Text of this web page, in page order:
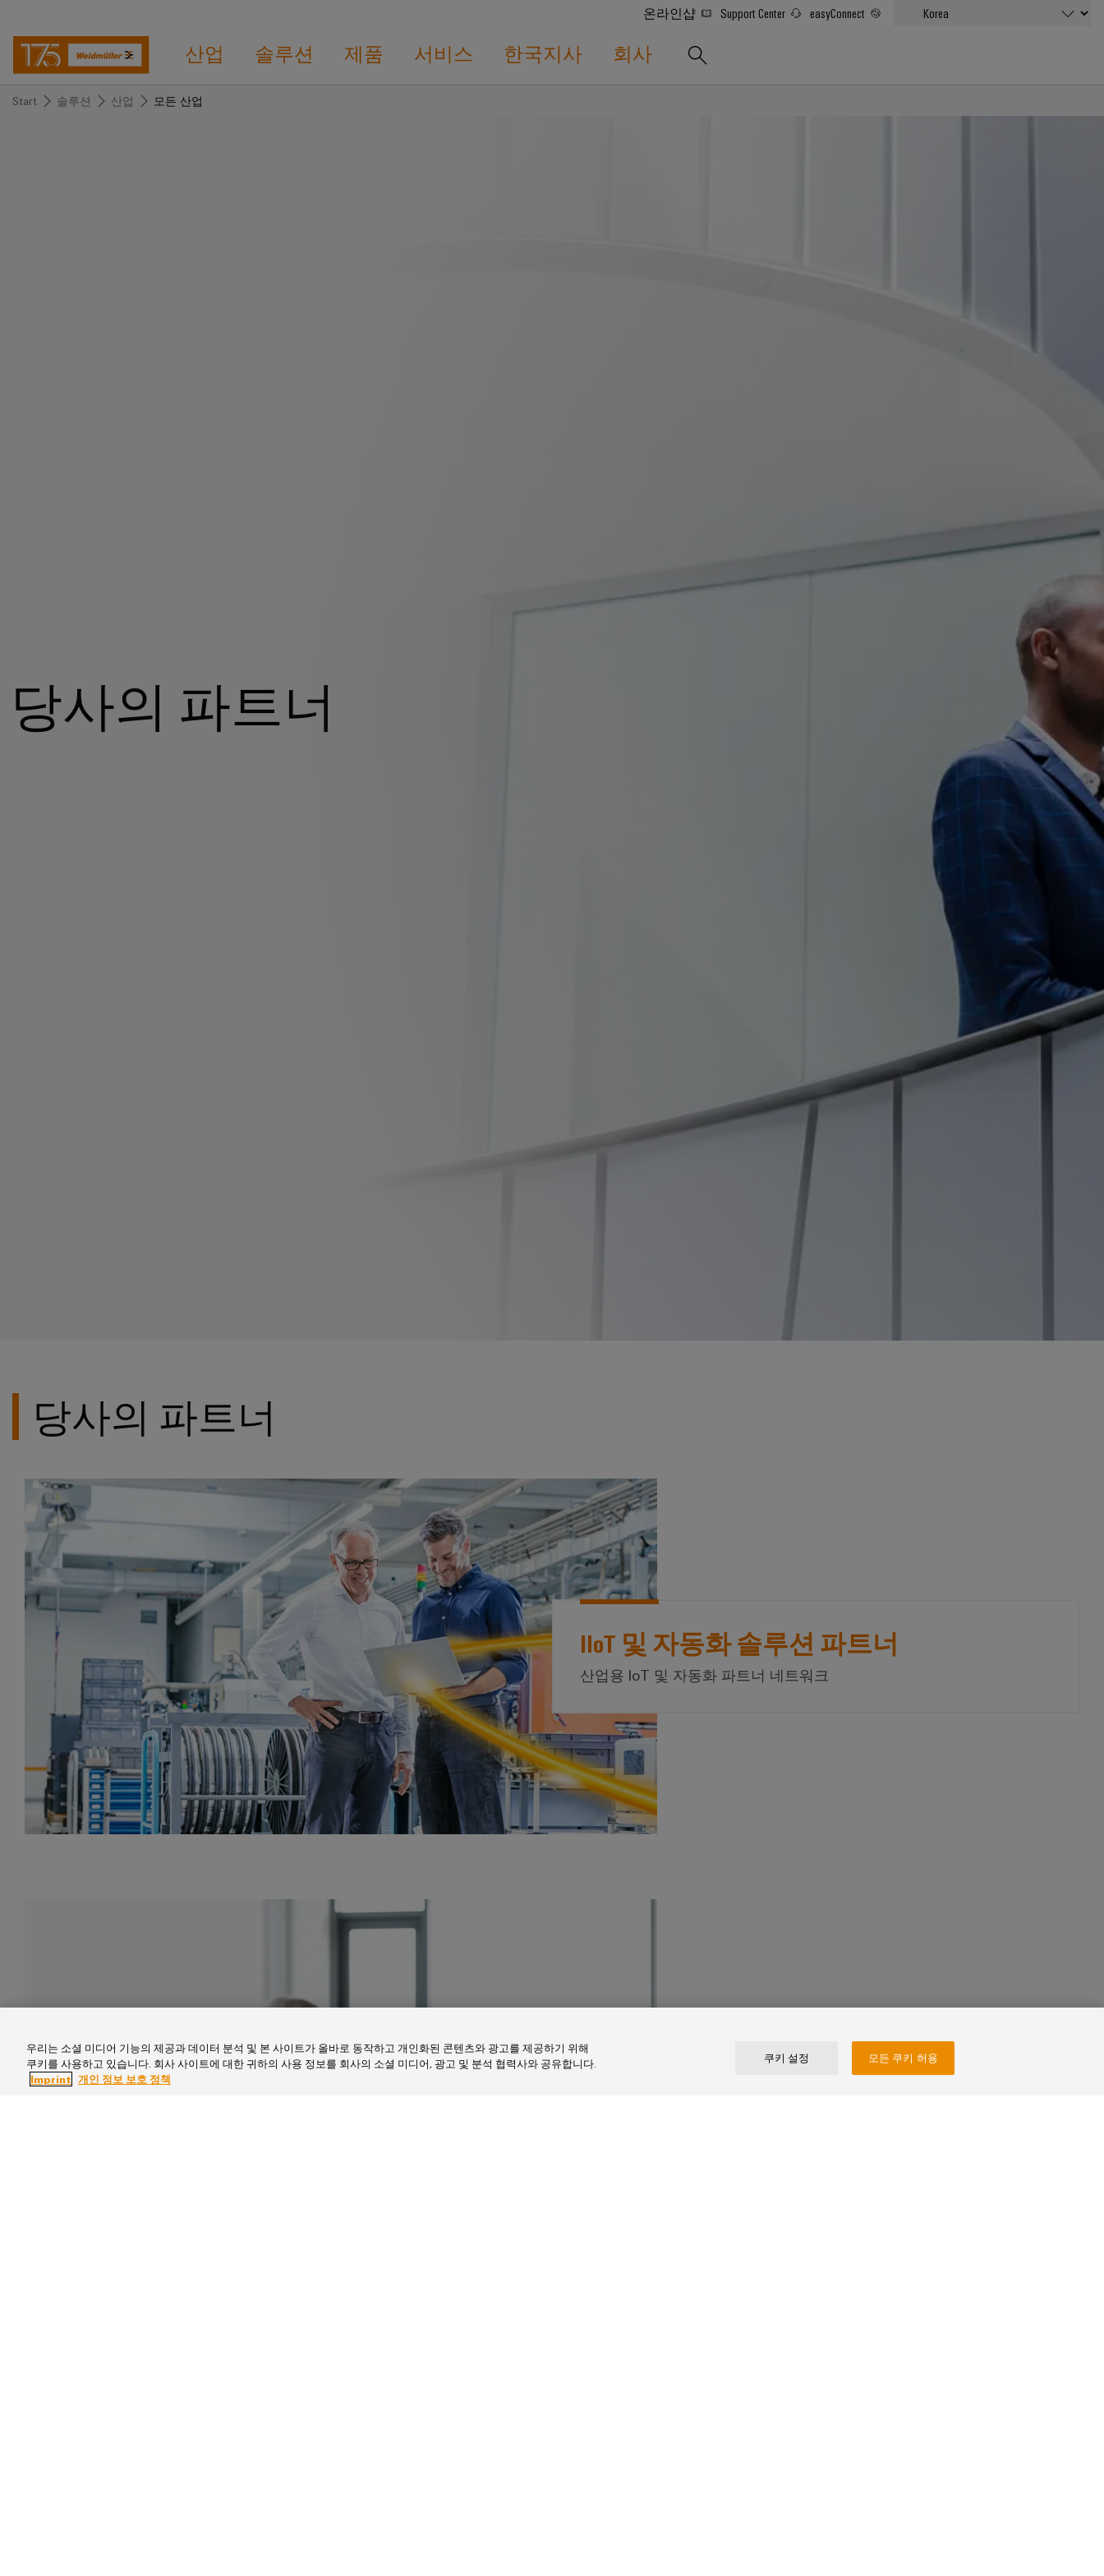
온라인샵 Support Center easyConnect
산업 솔루션 제품 서비스 한국지사 회사
Start 솔루션 산업 모든 산업
당사의 파트너
당사의 파트너
*IIoT 및 자동화 솔루션 파트너*
IIoT 및 자동화 솔루션 파트너
산업용 IoT 및 자동화 파트너 네트워크
장기적인 파트너십을 통한 부가 가치 경험
장기적인 파트너십을 통한 부가 가치 경험
우리는 소셜 미디어 기능의 제공과 데이터 분석 및 본 사이트가 올바로 동작하고 개인화된 콘텐츠와 광고를 제공하기 위해
쿠키를 사용하고 있습니다. 회사 사이트에 대한 귀하의 사용 정보를 회사의 소셜 미디어, 광고 및 분석 협력사와 공유합니다.
Imprint 개인 정보 보호 정책
쿠키 설정 모든 쿠키 허용